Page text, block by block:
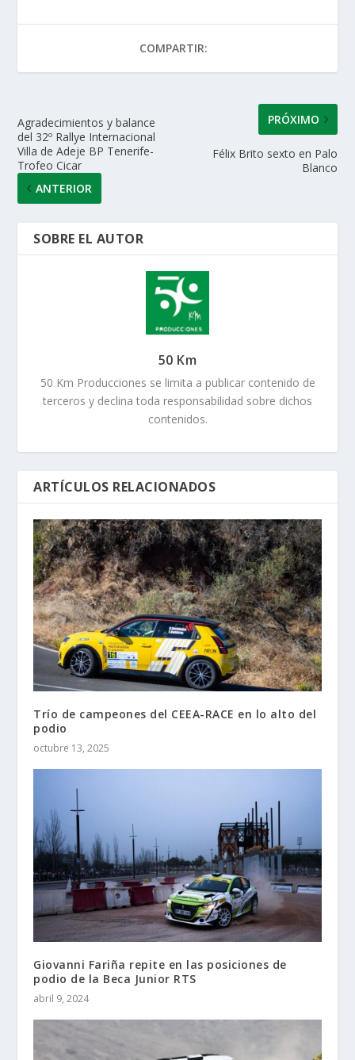
A
p
o
k
dI
n
ar
r
COMPARTIR:
Agradecimientos y balance
del 32º Rallye Internacional
Villa de Adeje BP Tenerife-
Trofeo Cicar
ANTERIOR
PRÓXIMO
Félix Brito sexto en Palo
Blanco
SOBRE EL AUTOR
50 Km
50 Km Producciones se limita a publicar contenido de
terceros y declina toda responsabilidad sobre dichos
contenidos.
ARTÍCULOS RELACIONADOS
Trío de campeones del CEEA-RACE en lo alto del
podio
octubre 13, 2025
Giovanni Fariña repite en las posiciones de
podio de la Beca Junior RTS
abril 9, 2024